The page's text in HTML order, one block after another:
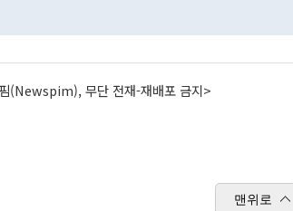
(Newspim), 무단 전재-재배포 금지>
맨위로